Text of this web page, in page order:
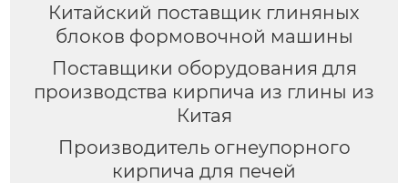
Китайский поставщик глиняных
блоков формовочной машины
Поставщики оборудования для
производства кирпича из глины из
Китая
Производитель огнеупорного
кирпича для печей